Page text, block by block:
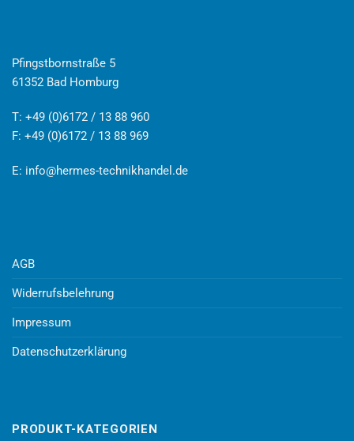
Pfingstbornstraße 5
61352 Bad Homburg
T: +49 (0)6172 / 13 88 960
F: +49 (0)6172 / 13 88 969
E: info@hermes-technikhandel.de
AGB
Widerrufsbelehrung
Impressum
Datenschutzerklärung
PRODUKT-KATEGORIEN